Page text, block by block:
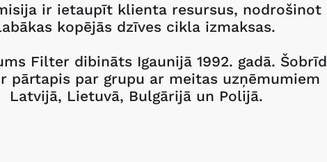
ir ietaupīt klienta resursus, nodrošinot
kopējās dzīves cikla izmaksas.
Filter dibināts Igaunijā 1992. gadā. Šobrīd
pārtapis par grupu ar meitas uzņēmumiem
Latvijā, Lietuvā, Bulgārijā un Polijā.